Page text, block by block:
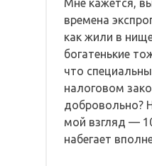
Мне кажется,
времена
как жили в
богатенькие
что
налоговом
добровольно?
мой взгляд —
набегает